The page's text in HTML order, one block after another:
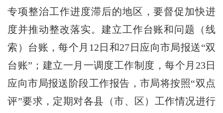
专项整治工作进度滞后的地区，要督促加快进
度并推动整改落实。建立工作台账和问题（线
索）台账，每个月 12 日和27 日应向市局报送“双
台账”；建立一月一调度工作制度，每个月 23日
应向市局报送阶段工作报告，市局将按照“双点
评”要求，定期对各县（市、区）工作情况进行